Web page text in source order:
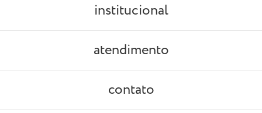
institucional
atendimento
contato